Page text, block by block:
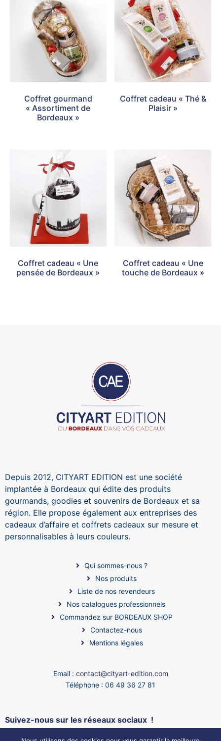
Coffret gourmand
« Assortiment de
Bordeaux »
Coffret cadeau « Thé &
Plaisir »
Coffret cadeau « Une
pensée de Bordeaux »
Coffret cadeau « Une
touche de Bordeaux »
Depuis 2012, CITYART EDITION est une société
implantée à Bordeaux qui édite des produits
gourmands, goodies et souvenirs de Bordeaux et sa
région. Elle propose également aux entreprises des
cadeaux d’affaire et coffrets cadeaux sur mesure et
personnalisables à leurs couleurs.
Qui sommes-nous ?
Nos produits
Liste de nos revendeurs
Nos catalogues professionnels
Commandez sur BORDEAUX SHOP
Contactez-nous
Mentions légales
Email : contact@cityart-edition.com
Téléphone : 06 49 36 27 81
Suivez-nous sur les réseaux sociaux !